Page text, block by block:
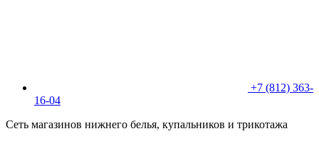
+7 (812) 363-
16-04
Сеть магазинов нижнего белья, купальников и трикотажа